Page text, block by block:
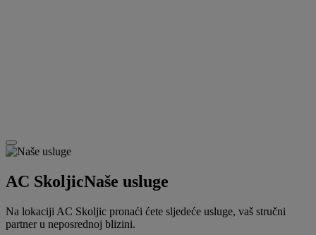
AC SkoljicNaše usluge
Na lokaciji AC Skoljic pronaći ćete sljedeće usluge, vaš stručni
partner u neposrednoj blizini.